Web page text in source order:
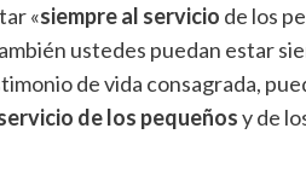
«siempre al servicio de los
ustedes puedan estar
de vida consagrada,
de los pequeñosy de